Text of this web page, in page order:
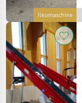
Neumaschine